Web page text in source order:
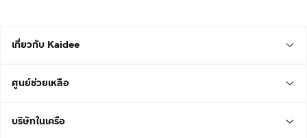
เกี่ยวกับ Kaidee
ศูนย์ช่วยเหลือ
บริษัทในเครือ